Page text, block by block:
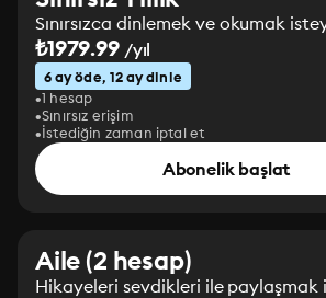
Sınırsızca dinlemek ve okumak
₺1979.99/yıl
6 ay öde, 12 ay dinle
1 hesap
Sınırsız erişim
İstediğin zaman iptal et
Abonelik başlat
Aile (2 hesap)
Hikayeleri sevdikleri ile paylaşmak